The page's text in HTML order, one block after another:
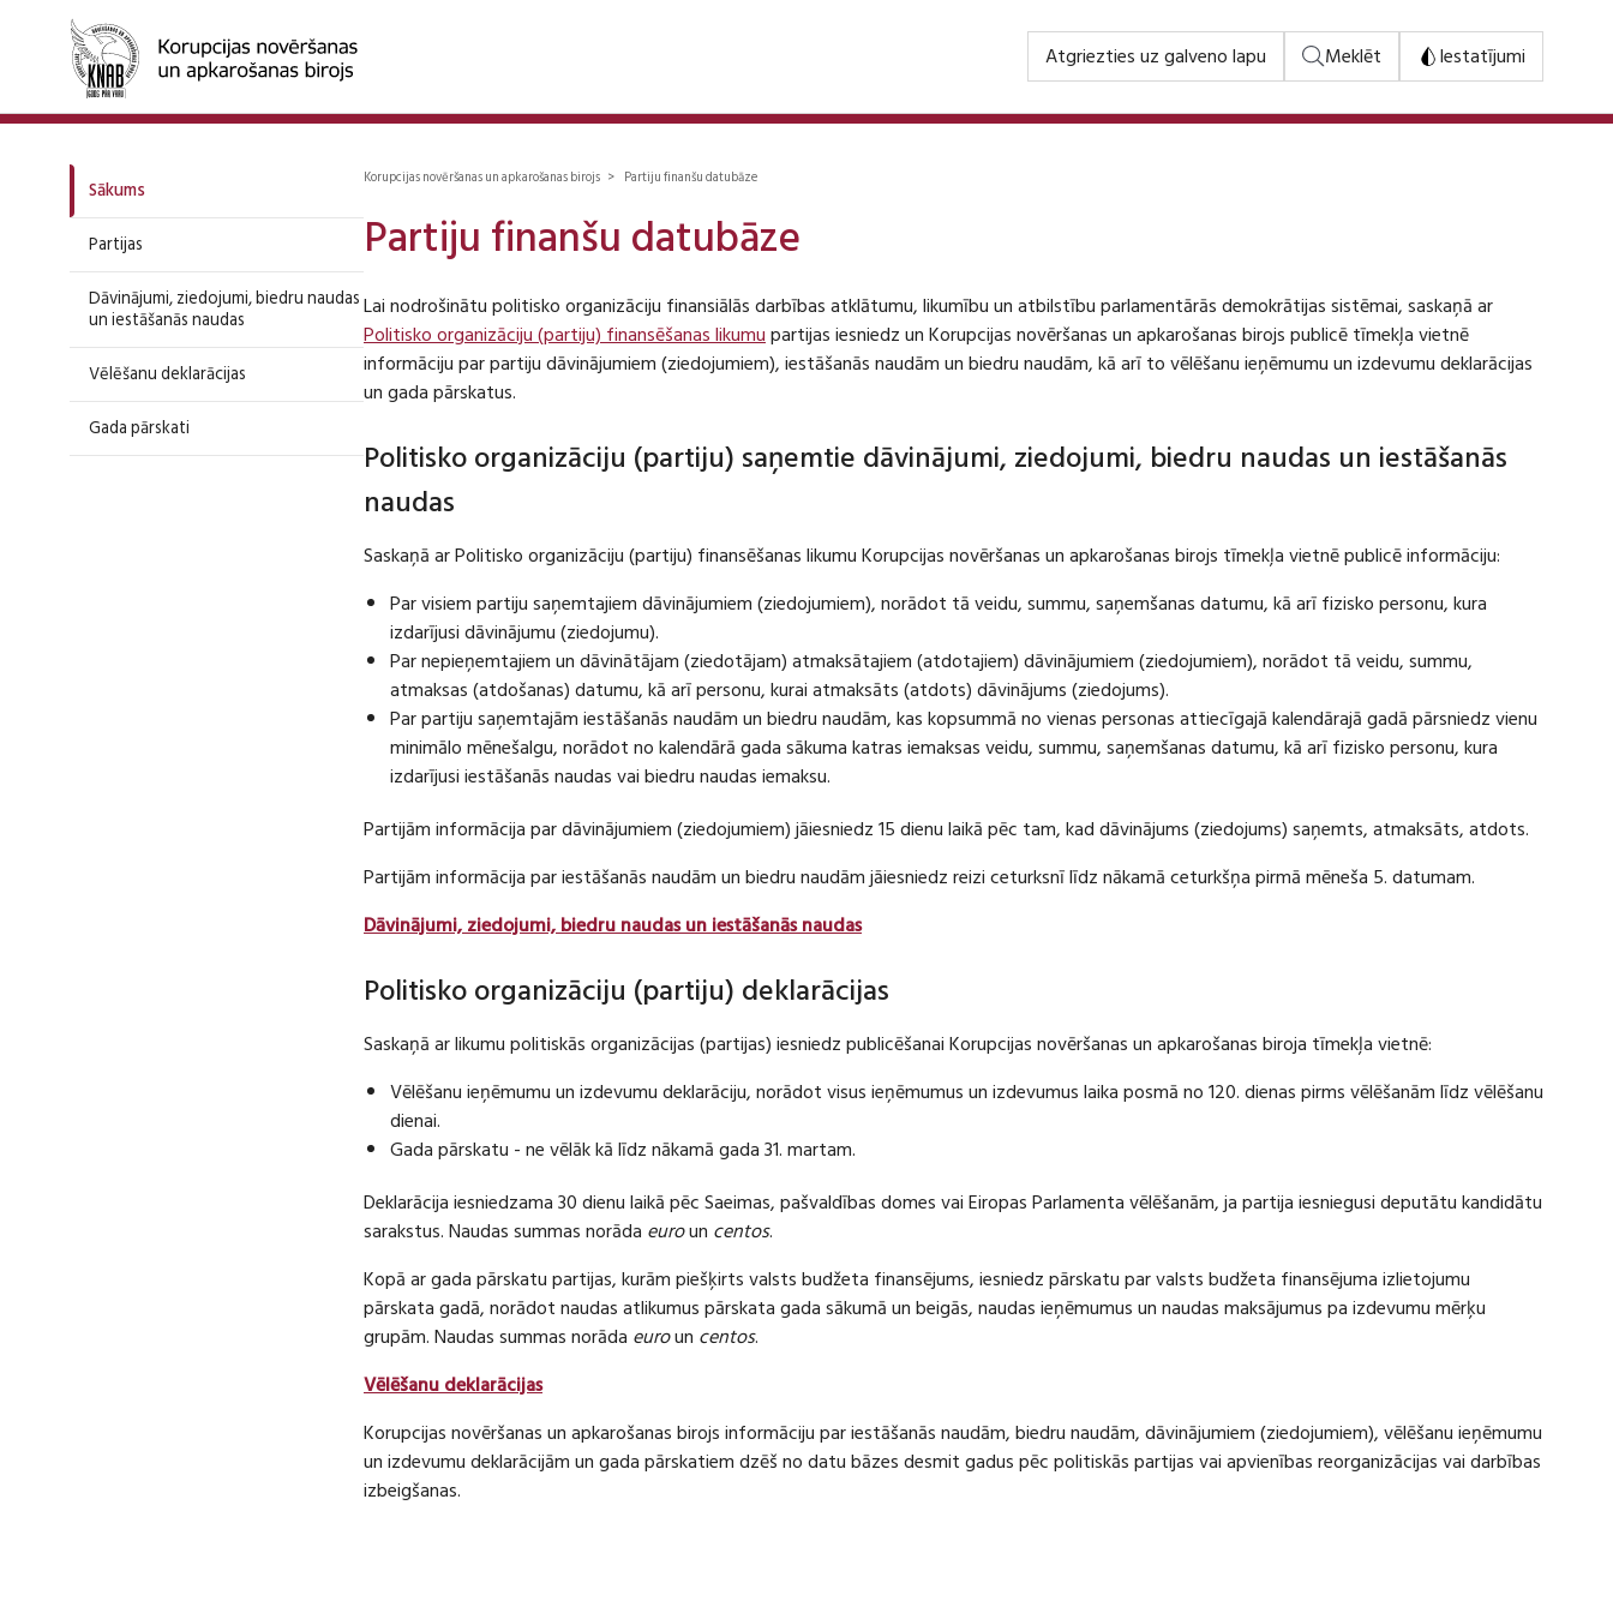
Atgriezties uz galveno lapu Meklēt Iestatījumi
Sākums
Partijas
Dāvinājumi, ziedojumi, biedru naudas
un iestāšanās naudas
Vēlēšanu deklarācijas
Gada pārskati
Korupcijas novēršanas un apkarošanas birojs > Partiju finanšu datubāze
Partiju finanšu datubāze
Lai nodrošinātu politisko organizāciju finansiālās darbības atklātumu, likumību un atbilstību parlamentārās demokrātijas sistēmai, saskaņā ar
Politisko organizāciju (partiju) finansēšanas likumupartijas iesniedz un Korupcijas novēršanas un apkarošanas birojs publicē tīmekļa vietnē
informāciju par partiju dāvinājumiem (ziedojumiem), iestāšanās naudām un biedru naudām, kā arī to vēlēšanu ieņēmumu un izdevumu deklarācijas
un gada pārskatus.
Politisko organizāciju (partiju) saņemtie dāvinājumi, ziedojumi, biedru naudas un iestāšanās
naudas
Saskaņā ar Politisko organizāciju (partiju) finansēšanas likumu Korupcijas novēršanas un apkarošanas birojs tīmekļa vietnē publicē informāciju:
Par visiem partiju saņemtajiem dāvinājumiem (ziedojumiem), norādot tā veidu, summu, saņemšanas datumu, kā arī fizisko personu, kura
izdarījusi dāvinājumu (ziedojumu).
Par nepieņemtajiem un dāvinātājam (ziedotājam) atmaksātajiem (atdotajiem) dāvinājumiem (ziedojumiem), norādot tā veidu, summu,
atmaksas (atdošanas) datumu, kā arī personu, kurai atmaksāts (atdots) dāvinājums (ziedojums).
Par partiju saņemtajām iestāšanās naudām un biedru naudām, kas kopsummā no vienas personas attiecīgajā kalendārajā gadā pārsniedz vienu
minimālo mēnešalgu, norādot no kalendārā gada sākuma katras iemaksas veidu, summu, saņemšanas datumu, kā arī fizisko personu, kura
izdarījusi iestāšanās naudas vai biedru naudas iemaksu.
Partijām informācija par dāvinājumiem (ziedojumiem) jāiesniedz 15 dienu laikā pēc tam, kad dāvinājums (ziedojums) saņemts, atmaksāts, atdots.
Partijām informācija par iestāšanās naudām un biedru naudām jāiesniedz reizi ceturksnī līdz nākamā ceturkšņa pirmā mēneša 5. datumam.
Dāvinājumi, ziedojumi, biedru naudas un iestāšanās naudas
Politisko organizāciju (partiju) deklarācijas
Saskaņā ar likumu politiskās organizācijas (partijas) iesniedz publicēšanai Korupcijas novēršanas un apkarošanas biroja tīmekļa vietnē:
Vēlēšanu ieņēmumu un izdevumu deklarāciju, norādot visus ieņēmumus un izdevumus laika posmā no 120. dienas pirms vēlēšanām līdz vēlēšanu
dienai.
Gada pārskatu - ne vēlāk kā līdz nākamā gada 31. martam.
Deklarācija iesniedzama 30 dienu laikā pēc Saeimas, pašvaldības domes vai Eiropas Parlamenta vēlēšanām, ja partija iesniegusi deputātu kandidātu
sarakstus. Naudas summas norāda euroun centos.
Kopā ar gada pārskatu partijas, kurām piešķirts valsts budžeta finansējums, iesniedz pārskatu par valsts budžeta finansējuma izlietojumu
pārskata gadā, norādot naudas atlikumus pārskata gada sākumā un beigās, naudas ieņēmumus un naudas maksājumus pa izdevumu mērķu
grupām. Naudas summas norāda euroun centos.
Vēlēšanu deklarācijas
Korupcijas novēršanas un apkarošanas birojs informāciju par iestāšanās naudām, biedru naudām, dāvinājumiem (ziedojumiem), vēlēšanu ieņēmumu
un izdevumu deklarācijām un gada pārskatiem dzēš no datu bāzes desmit gadus pēc politiskās partijas vai apvienības reorganizācijas vai darbības
izbeigšanas.